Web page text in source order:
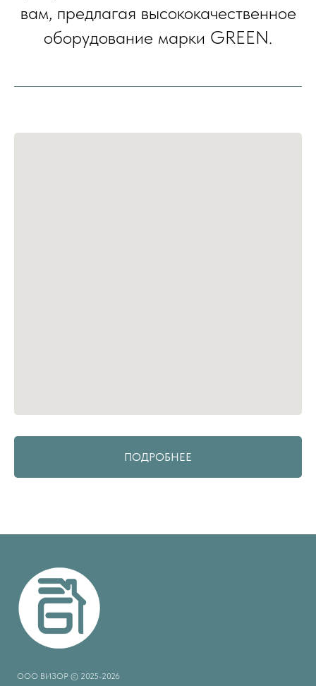
вам, предлагая высококачественное
оборудование марки GREEN.
ПОДРОБНЕЕ
ООО ВИЗОР © 2025-2026